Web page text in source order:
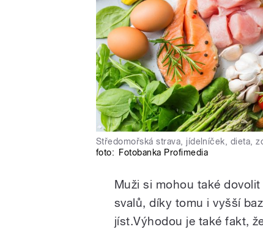
Středomořská strava, jídelníček, dieta,
foto:
Fotobanka Profimedia
Muži si mohou také
svalů, díky tomu i vyšší
jíst.Výhodou je také fakt,